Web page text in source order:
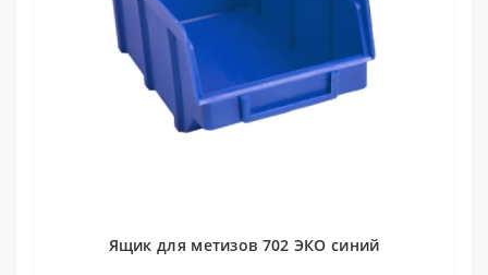
Ящик для метизов 702 ЭКО синий